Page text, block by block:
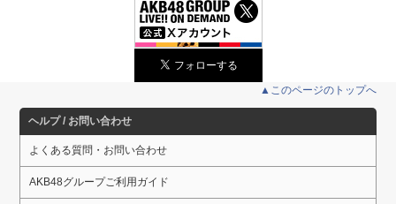
▲このページのトップへ
ヘルプ / お問い合わせ
よくある質問・お問い合わせ
AKB48グループご利用ガイド